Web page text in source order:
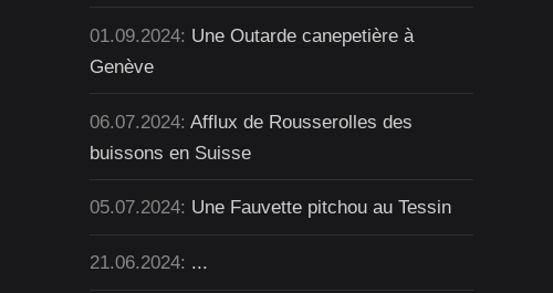
01.09.2024: Une Outarde canepetière à
Genève
06.07.2024:Afflux de Rousserolles des
buissons en Suisse
05.07.2024: Une Fauvette pitchou au Tessin
21.06.2024: ...